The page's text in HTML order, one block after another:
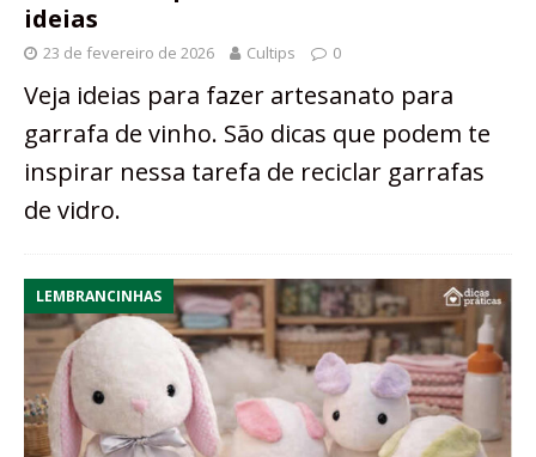
ideias
23 de fevereiro de 2026 Cultips 0
Veja ideias para fazer artesanato para
garrafa de vinho. São dicas que podem te
inspirar nessa tarefa de reciclar garrafas
de vidro.
LEMBRANCINHAS